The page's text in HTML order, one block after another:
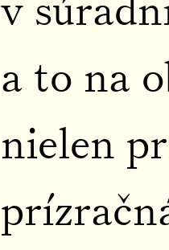
v
a to na
nielen